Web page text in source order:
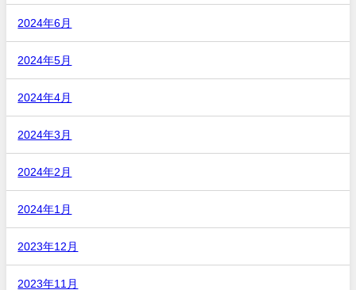
2024年6月
2024年5月
2024年4月
2024年3月
2024年2月
2024年1月
2023年12月
2023年11月